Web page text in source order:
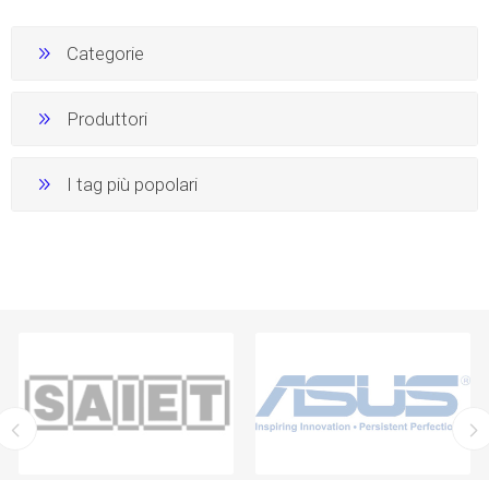
Categorie
Produttori
I tag più popolari